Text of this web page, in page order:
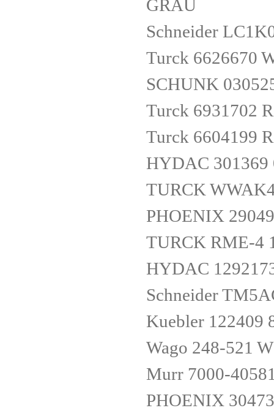
GRAU
Schneider
Turck 6626670
SCHUNK
Turck 6931702
Turck 6604199
HYDAC 301369
TURCK
PHOENIX
TURCK RME-4
HYDAC
Schneider
Kuebler 122409
Wago 248-521
Murr 7000-
PHOENIX